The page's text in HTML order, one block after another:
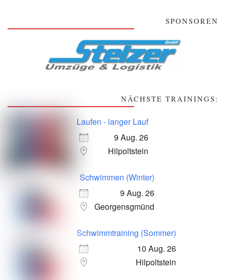
SPONSOREN
NÄCHSTE TRAININGS:
Laufen - langer Lauf
9 Aug. 26
Hilpoltstein
Schwimmen (Winter)
9 Aug. 26
Georgensgmünd
Schwimmtraining (Sommer)
10 Aug. 26
Hilpoltstein